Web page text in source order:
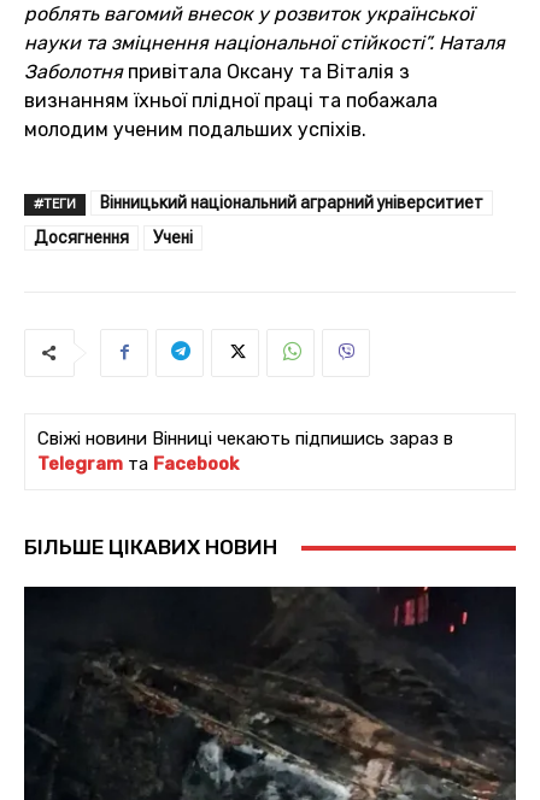
роблять вагомий внесок у розвиток української
науки та зміцнення національної стійкості”. Наталя
Заболотня привітала Оксану та Віталія з
визнанням їхньої плідної праці та побажала
молодим ученим подальших успіхів.
#ТЕГИ
Вінницький національний аграрний університиет
Досягнення
Учені
Свіжі новини Вінниці чекають підпишись зараз в
Telegram та Facebook
БІЛЬШЕ ЦІКАВИХ НОВИН